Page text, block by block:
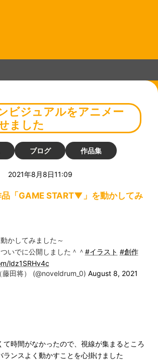
プ
ビジュアルをアニメー
ました
ブログ 作品集
2021年8月8日11:09
「GAME START▼」を動かしてみ
かしてみました～
いでに公開しました＾＾ #イラスト #創作
ldz1SRHv4c
田将） (@noveldrum_0) August 8, 2021
て時間がなかったので、視線が集まるところ
ランスよく動かすことを心掛けました